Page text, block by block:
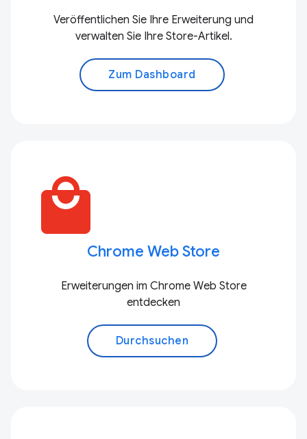
Veröffentlichen Sie Ihre Erweiterung und
verwalten Sie Ihre Store-Artikel.
Zum Dashboard
local_mall
Chrome Web Store
Erweiterungen im Chrome Web Store
entdecken
Durchsuchen